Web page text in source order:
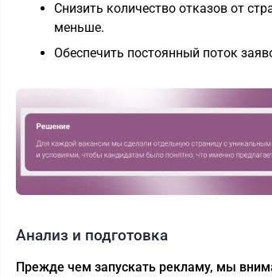
Снизить количество отказов от
меньше.
Обеспечить постоянный поток
Анализ и подготовка
Прежде чем запускать рекламу, мы